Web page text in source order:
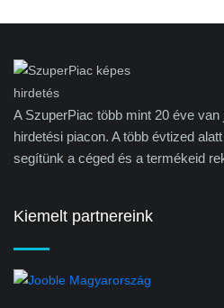
A SzuperPiac több mint 20 éve
hirdetési piacon. A több évtized
segítünk a céged és a termékeid
Kiemelt partnereink